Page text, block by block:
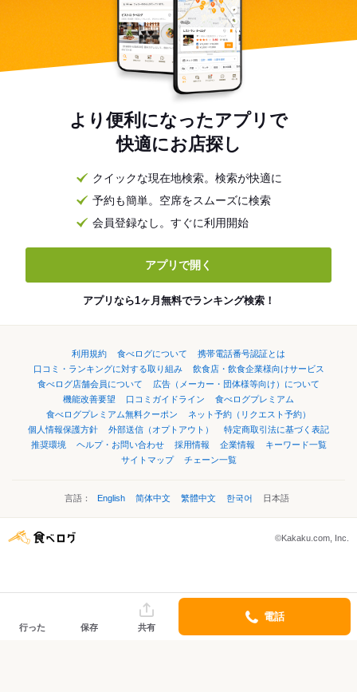
より便利になったアプリで
快適にお店探し
クイックな現在地検索。検索が快適に
予約も簡単。空席をスムーズに検索
会員登録なし。すぐに利用開始
アプリで開く
アプリなら1ヶ月無料でランキング検索！
利用規約 食べログについて
携帯電話番号認証とは
口コミ・ランキングに対する取り組み
飲食店・飲食企業様向けサービス
食べログ店舗会員について
広告（メーカー・団体様等向け）について
機能改善要望
口コミガイドライン
食べログプレミアム
食べログプレミアム無料クーポン
ネット予約（リクエスト予約）
個人情報保護方針
外部送信（オプトアウト）
特定商取引法に基づく表記
推奨環境
ヘルプ・お問い合わせ 採用情報 企業情報
キーワード一覧
サイトマップ
チェーン一覧
言語： English 简体中文 繁體中文 한국어 日本語
©Kakaku.com, Inc.
行った 保存 共有
電話